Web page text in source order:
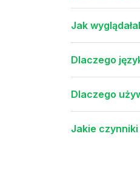
Jak
Dlaczego
Dlaczego
Jakie czynniki